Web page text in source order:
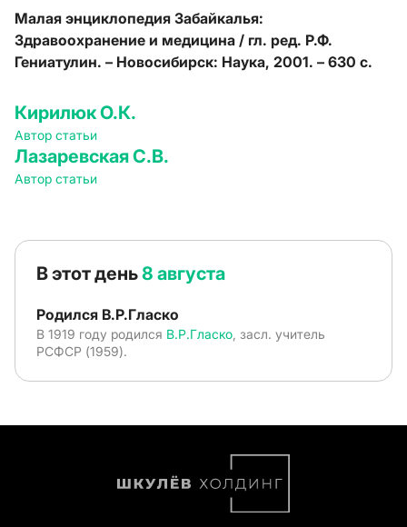
Малая энциклопедия Забайкалья:
Здравоохранение и медицина / гл. ред. Р.Ф.
Гениатулин. – Новосибирск: Наука, 2001. – 630 с.
Кирилюк О.К.
Автор статьи
Лазаревская С.В.
Автор статьи
В этот день8 августа
Родился В.Р.Гласко
В 1919 году родился В.Р.Гласко , засл. учитель
РСФСР (1959).